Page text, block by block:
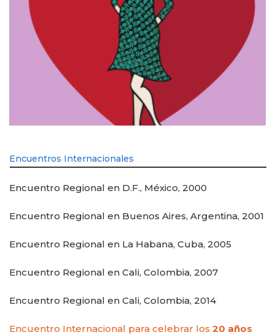
Encuentros Internacionales
Encuentro Regional en D.F., México, 2000
Encuentro Regional en Buenos Aires, Argentina, 2001
Encuentro Regional en La Habana, Cuba, 2005
Encuentro Regional en Cali, Colombia, 2007
Encuentro Regional en Cali, Colombia, 2014
Encuentro Internacional para celebrar los 20 años